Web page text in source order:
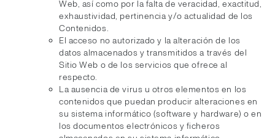
Web, así como por la falta de veracidad, exactitud,
exhaustividad, pertinencia y/o actualidad de los
Contenidos.
El acceso no autorizado y la alteración de los
datos almacenados y transmitidos a través del
Sitio Web o de los servicios que ofrece al
respecto.
La ausencia de virus u otros elementos en los
contenidos que puedan producir alteraciones en
su sistema informático (software y hardware) o en
los documentos electrónicos y ficheros